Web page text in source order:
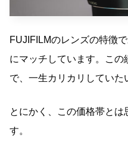
FUJIFILMのレンズの特徴
にマッチしています。こ
で、一生カリカリしていた
とにかく、この価格帯と
す。